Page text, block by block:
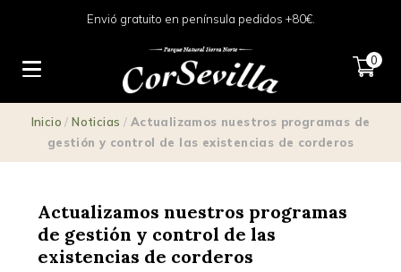
Envió gratuito en península pedidos +80€.
0
Inicio /Noticias / Actualizamos nuestros programas de
gestión y control de las existencias de corderos
Actualizamos nuestros programas
de gestión y control de las
existencias de corderos